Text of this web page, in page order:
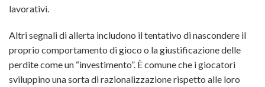
lavorativi.
Altri segnali di allerta includono il tentativo di nascondere il
proprio comportamento di gioco o la giustificazione delle
perdite come un “investimento”. È comune che i giocatori
sviluppino una sorta di razionalizzazione rispetto alle loro